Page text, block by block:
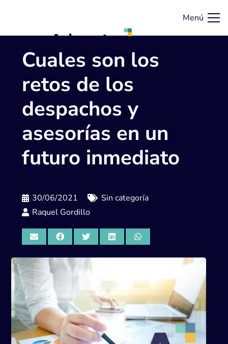
Menú
Cuales son los
retos de los
despachos y
asesorías en un
futuro inmediato
30/06/2021
Sin categoría
Raquel Gordillo